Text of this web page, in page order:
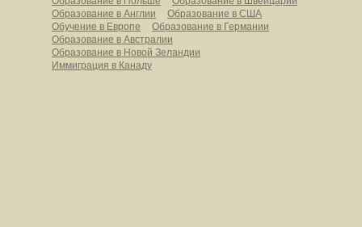
Образование в Англии
Образование в США
Обучение в Европе
Образование в Германии
Образование в Австралии
Образование в Новой Зеландии
Иммиграция в Канаду